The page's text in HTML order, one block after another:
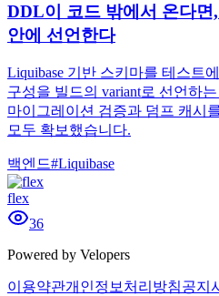
DDL이 코드 밖에서 온다
안에 선언한다
Liquibase 기반 스키마를 테스트
구성을 빌드의 variant로 선언하
마이그레이션 검증과 덤프 캐시
모두 확보했습니다.
백엔드#Liquibase
flex
36
Powered by Velopers
이용약관개인정보처리방침공지